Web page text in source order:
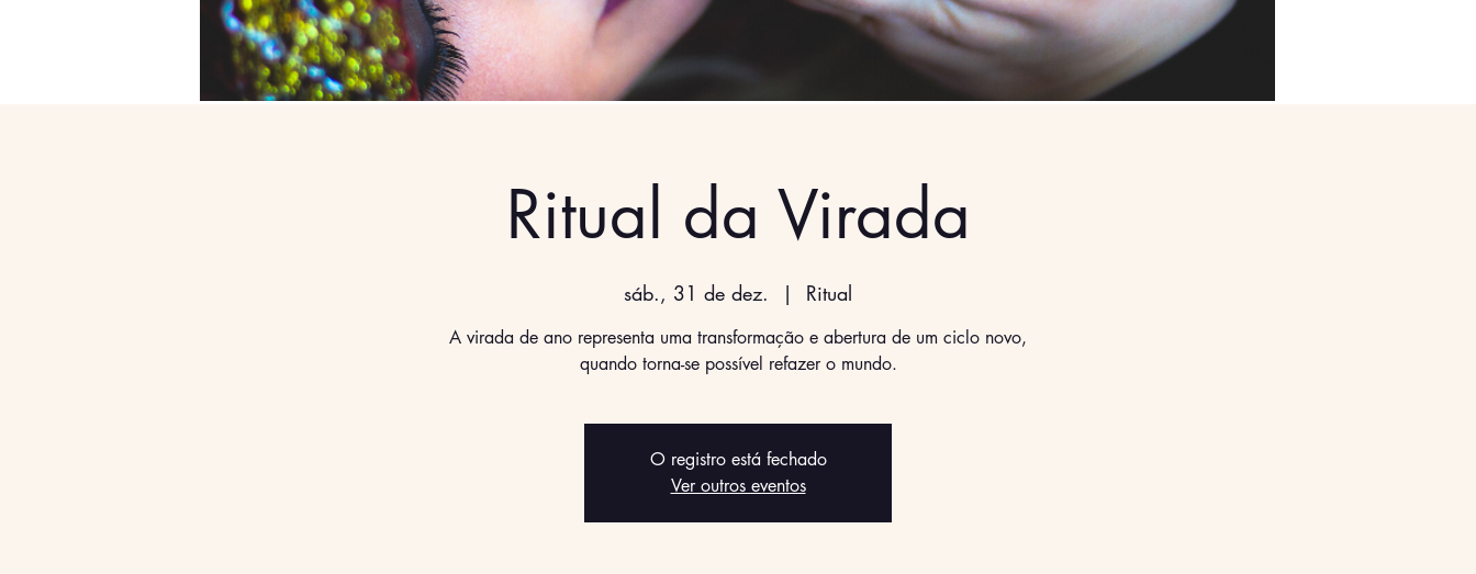
Ritual da Virada
sáb., 31 de dez.
  |
Ritual
A virada de ano representa uma transformação e abertura de um ciclo novo,
quando torna-se possível refazer o mundo.
O registro está fechado
Ver outros eventos